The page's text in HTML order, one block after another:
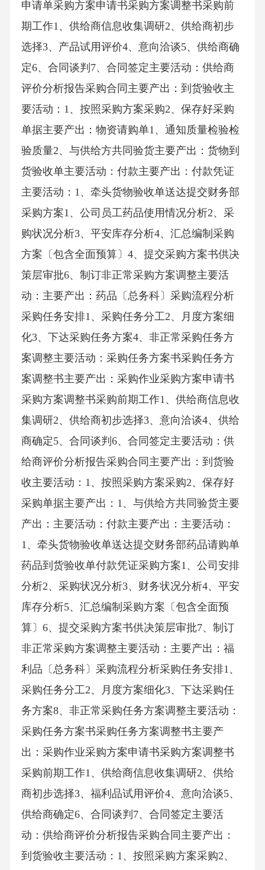
申请单采购方案申请书采购方案调整书采购前
期工作1、供给商信息收集调研2、供给商初步
选择3、产品试用评价4、意向洽谈5、供给商确
定6、合同谈判7、合同签定主要活动：供给商
评价分析报告采购合同主要产出：到货验收主
要活动：1、按照采购方案采购2、保存好采购
单据主要产出：物资请购单1、通知质量检验检
验质量2、与供给方共同验货主要产出：货物到
货验收单主要活动：付款主要产出：付款凭证
主要活动：1、牵头货物验收单送达提交财务部
采购方案1、公司员工药品使用情况分析2、采
购状况分析3、平安库存分析4、汇总编制采购
方案〔包含全面预算〕4、提交采购方案书供决
策层审批6、制订非正常采购方案调整主要活
动：主要产出：药品〔总务科〕采购流程分析
采购任务安排1、采购任务分工2、月度方案细
化3、下达采购任务方案4、非正常采购任务方
案调整主要活动：采购任务方案书采购任务方
案调整书主要产出：采购作业采购方案申请书
采购方案调整书采购前期工作1、供给商信息收
集调研2、供给商初步选择3、意向洽谈4、供给
商确定5、合同谈判6、合同签定主要活动：供
给商评价分析报告采购合同主要产出：到货验
收主要活动：1、按照采购方案采购2、保存好
采购单据主要产出：1、与供给方共同验货主要
产出：主要活动：付款主要产出：主要活动：
1、牵头货物验收单送达提交财务部药品请购单
药品到货验收单付款凭证采购方案1、公司安排
分析2、采购状况分析3、财务状况分析4、平安
库存分析5、汇总编制采购方案〔包含全面预
算〕6、提交采购方案书供决策层审批7、制订
非正常采购方案调整主要活动：主要产出：福
利品〔总务科〕采购流程分析采购任务安排1、
采购任务分工2、月度方案细化3、下达采购任
务方案8、非正常采购任务方案调整主要活动：
采购任务方案书采购任务方案调整书主要产
出：采购作业采购方案申请书采购方案调整书
采购前期工作1、供给商信息收集调研2、供给
商初步选择3、福利品试用评价4、意向洽谈5、
供给商确定6、合同谈判7、合同签定主要活
动：供给商评价分析报告采购合同主要产出：
到货验收主要活动：1、按照采购方案采购2、